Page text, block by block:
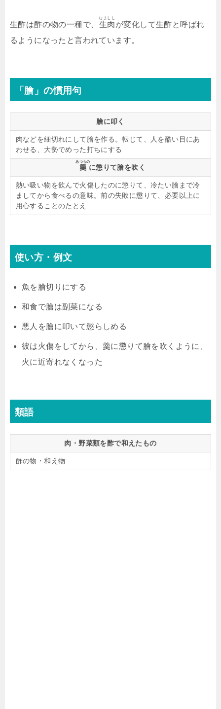
生酢は酢の物の一種で、 生肉
なましし
が変化して生酢と呼ばれ
るようになったと言われています。
「膾」の慣用句
膾に叩く
肉などを細切れにして膾を作る。転じて、人を酷い目にあ
わせる、大勢でめった打ちにする
羹
あつもの
に懲りて膾を吹く
熱い吸い物を飲んで火傷したのに懲りて、冷たい膾まで冷
ましてから食べるの意味。前の失敗に懲りて、必要以上に
用心することのたとえ
使い方・例文
魚を膾切りにする
和食で膾は副菜になる
悪人を膾に叩いて懲らしめる
彼は火傷をしてから、羹に懲りて膾を吹くように、
火に近寄れなくなった
類語
肉・野菜類を酢で和えたもの
酢の物・和え物